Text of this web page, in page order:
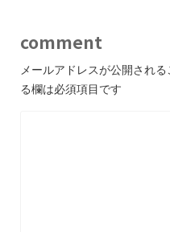
comment
メールアドレスが公開される
る欄は必須項目です